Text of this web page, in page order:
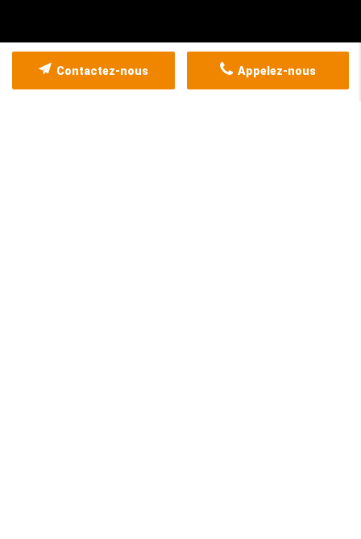
Appelez-nous
Contactez-nous